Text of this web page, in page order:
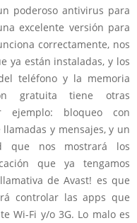
poderoso antivirus para
excelente versión para
correctamente, nos
ya están instaladas, y los
teléfono y la memoria
gratuita tiene otras
ejemplo: bloqueo con
y mensajes, y un
que nos mostrará los
que ya tengamos
de Avast! es que
controlar las apps que
Wi-Fi y/o 3G. Lo malo es